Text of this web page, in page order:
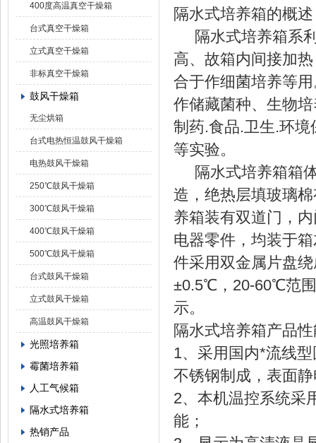
400度高温真空干燥箱
台式真空干燥箱
立式真空干燥箱
非标真空干燥箱
鼓风干燥箱
无尘烘箱
台式电热恒温鼓风干燥箱
电热鼓风干燥箱
250℃鼓风干燥箱
300℃鼓风干燥箱
400℃鼓风干燥箱
500℃鼓风干燥箱
台式鼓风干燥箱
立式鼓风干燥箱
高温鼓风干燥箱
光照培养箱
霉菌培养箱
人工气候箱
隔水式培养箱
热销产品
隔水式培养箱的概述
隔水式培养箱系利
高、故箱内间接加
合于作细菌培养等
作储藏菌种、生物
制药.食品.卫生.环
等实验。
隔水式培养箱箱体
造，绝热层填玻璃
养箱装有双道门，
电器零件，均装于
件采用双金属片盘
±0.5℃，20-60℃范
示。
隔水式培养箱产品
1、采用国内*流线
不锈钢制成，表面
2、本机温控系统采
能；